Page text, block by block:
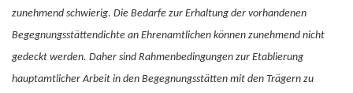
zunehmend schwierig. Die Bedarfe zur Erhaltung der vorhandenen
Begegnungsstättendichte an Ehrenamtlichen können zunehmend nicht
gedeckt werden. Daher sind Rahmenbedingungen zur Etablierung
hauptamtlicher Arbeit in den Begegnungsstätten mit den Trägern zu